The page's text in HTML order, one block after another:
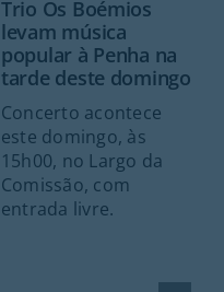
Trio Os Boémios
levam música
popular à Penha na
tarde deste domingo
Concerto acontece
este domingo, às
15h00, no Largo da
Comissão, com
entrada livre.